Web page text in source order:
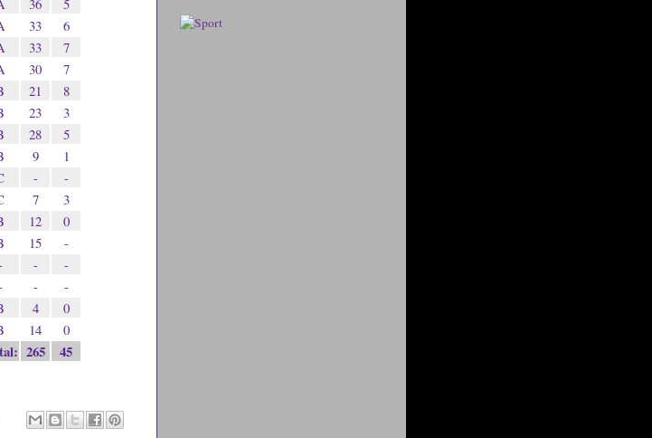
33
6
33
7
30
7
21
8
23
3
28
5
9
1
-
-
7
3
12
0
15
-
-
-
-
-
4
0
14 0
265 45